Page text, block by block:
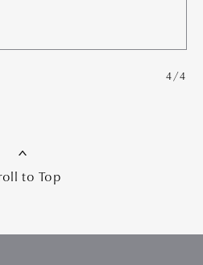
4/4
to Top